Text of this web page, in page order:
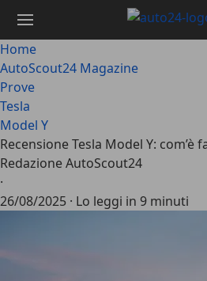
contenuto
principale
Home
AutoScout24 Magazine
Prove
Tesla
Model Y
Recensione Tesla Model Y: com’è
Redazione AutoScout24
·
26/08/2025 · Lo leggi in 9 minuti